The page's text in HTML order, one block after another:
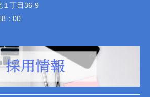
１丁目36-9
：00